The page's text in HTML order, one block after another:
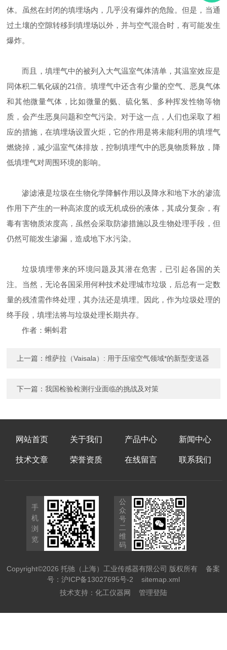
体。虽然在封闭的填埋场内，几乎没有爆炸的危险。但是，当通
过土壤的空隙转移到填埋场以外，并与空气混合时，有可能发生
爆炸。
而且，填埋气中的被列入大气温室气体清单，其温室效应是
同体积二氧化碳的21倍。填埋气中还含有少量的空气、恶臭气体
和其他微量气体，比如微量的氨、硫化氢、多种挥发性物等物
质，会产生恶臭问题和空气污染。对于这一点，人们也采取了相
应的措施，在填埋场设置火炬，它的作用是将未能利用的填埋气
燃烧掉，减少温室气体排放，控制填埋气中的恶臭物质释放，降
低填埋气对周围环境的影响。
渗滤液是垃圾在生物化学降解作用以及降水和地下水的渗流
作用下产生的一种高浓度的或无机成份的液体，其成分复杂，有
毒有害物质浓度高，虽然会采取防渗措施以及生物处理手段，但
仍然可能发生渗漏，造成地下水污染。
垃圾填埋带来的环境问题及其潜在危害，已引起各国的关
注。当然，无论各国采用何种技术处理城市垃圾，后总有一定数
量的残渣需作终处理，其办法还是填埋。因此，作为垃圾处理的
终手段，填埋法将与垃圾处理长期共存。
作者：蝌蚪君
上一篇：维萨拉（Vaisala）: 用于压缩空气领域*的新型变送器
下一篇：我国检验检测行业面临的挑战及对策
网站首页 关于我们 产品中心 新闻中心
技术文章 荣誉资质 在线留言 联系我们
手
机
浏
览
公
众
号
二
维
码
Copyright©2026 托驰（上海）工业传感器有限公司 版权所有备案
号：沪ICP备13027695号-2
sitemap.xml
技术支持： 化工仪器网 管理登陆